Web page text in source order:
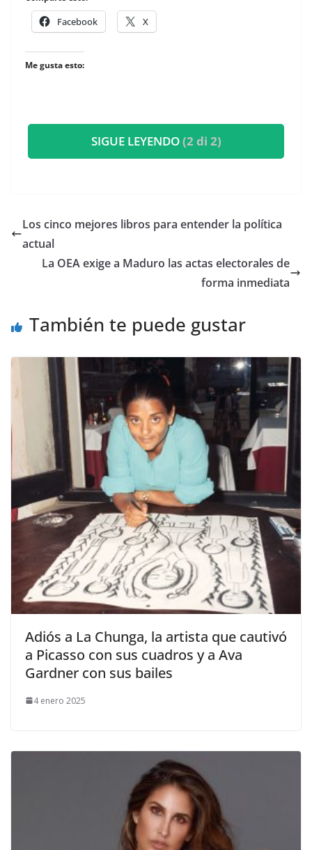
Facebook X
Me gusta esto:
SIGUE LEYENDO(2 di 2)
Los cinco mejores libros para entender la política
actual
La OEA exige a Maduro las actas electorales de
forma inmediata
También te puede gustar
​Adiós a La Chunga, la artista que cautivó
a Picasso con sus cuadros y a Ava
Gardner con sus bailes
4 enero 2025